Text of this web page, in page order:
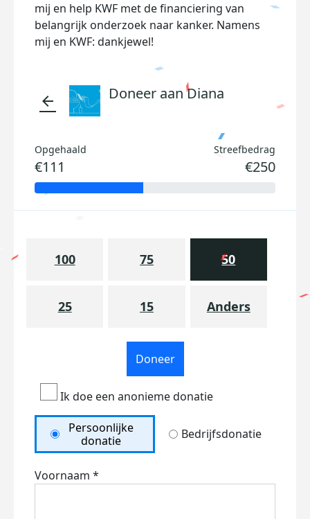
mij en help KWF met de financiering van
belangrijk onderzoek naar kanker. Namens
mij en KWF: dankjewel!
arrow_back Doneer aan Diana
Opgehaald
€111
Streefbedrag
€250
100 75 50
25 15 Anders
Doneer
Ik doe een anonieme donatie
Persoonlijke
donatie
Bedrijfsdonatie
Voornaam *